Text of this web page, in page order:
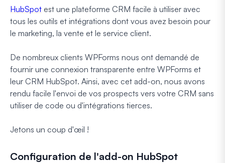
HubSpot est une plateforme CRM facile à utiliser avec
tous les outils et intégrations dont vous avez besoin pour
le marketing, la vente et le service client.
De nombreux clients WPForms nous ont demandé de
fournir une connexion transparente entre WPForms et
leur CRM HubSpot. Ainsi, avec cet add-on, nous avons
rendu facile l'envoi de vos prospects vers votre CRM sans
utiliser de code ou d'intégrations tierces.
Jetons un coup d'œil !
Configuration de l'add-on HubSpot